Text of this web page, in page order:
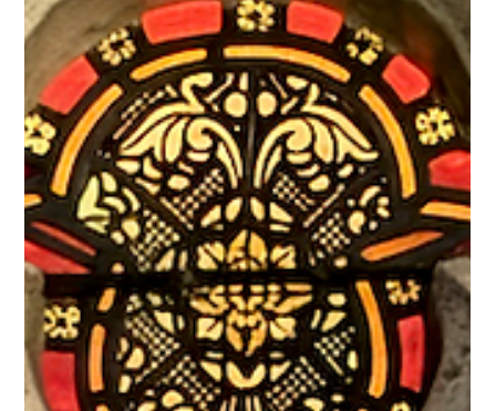
3 mrt 3 minuten om te lezen
Ons Begijnhof #148